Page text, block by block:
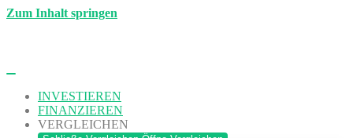
Zum Inhalt springen
INVESTIEREN
FINANZIEREN
VERGLEICHEN